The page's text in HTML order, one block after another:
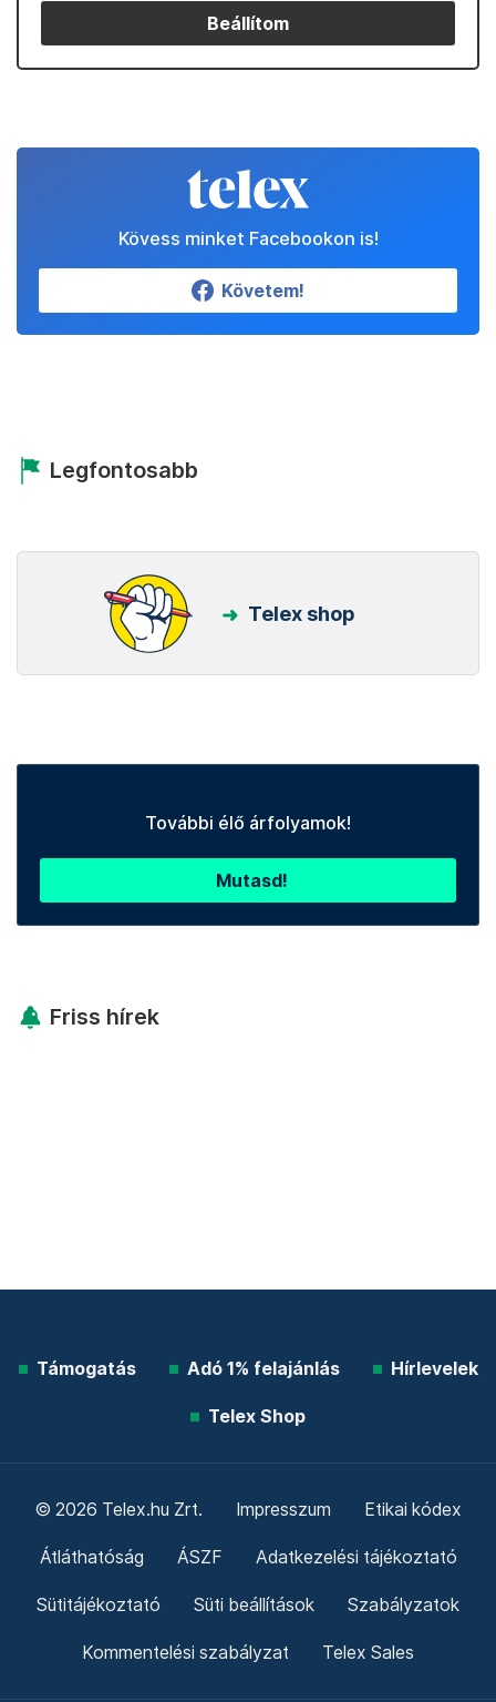
Beállítom
Kövess minket Facebookon is!
Követem!
Legfontosabb
Telex shop
További élő árfolyamok!
Mutasd!
Friss hírek
Támogatás Adó 1% felajánlás Hírlevelek
Telex Shop
© 2026 Telex.hu Zrt. Impresszum Etikai kódex
Átláthatóság ÁSZF Adatkezelési tájékoztató
Sütitájékoztató Süti beállítások Szabályzatok
Kommentelési szabályzat Telex Sales